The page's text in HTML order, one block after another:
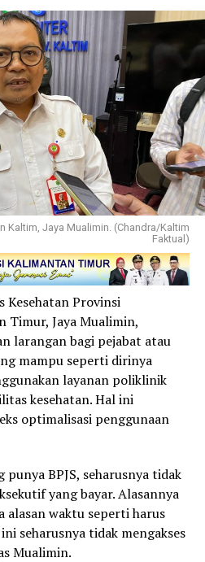
Kaltim, Jaya Mualimin. (Chandra/Kaltim
Faktual)
Kesehatan Provinsi
Timur, Jaya Mualimin,
larangan bagi pejabat atau
mampu seperti dirinya
layanan poliklinik
kesehatan. Hal ini
optimalisasi penggunaan
punya BPJS, seharusnya tidak
yang bayar. Alasannya
alasan waktu seperti harus
seharusnya tidak mengakses
Mualimin.